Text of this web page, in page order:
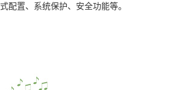
配置、系统保护、安全功能等。